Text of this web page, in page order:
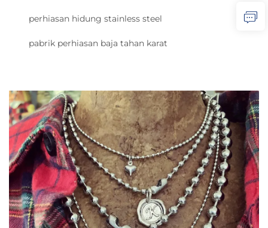
perhiasan hidung stainless steel
pabrik perhiasan baja tahan karat